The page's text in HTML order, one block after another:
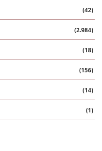
(42)
(2.984)
(18)
(156)
(14)
(1)